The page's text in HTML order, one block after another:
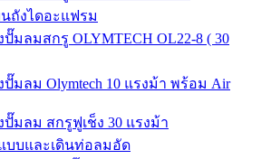
นถังไดอะแฟรม
มลมสกรู OLYMTECH OL22-8 ( 30
ปั๊มลม Olymtech 10 แรงม้า พร้อม Air
ปั๊มลม สกรูฟูเช็ง 30 แรงม้า
บบและเดินท่อลมอัด